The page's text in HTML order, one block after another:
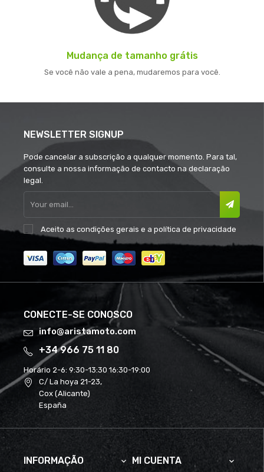
Mudança de tamanho grátis
Se você não vale a pena, mudaremos para você.
NEWSLETTER SIGNUP
Pode cancelar a subscrição a qualquer momento. Para tal,
consulte a nossa informação de contacto na declaração
legal.
Aceito as condições gerais e a política de privacidade
CONECTE-SE CONOSCO
info@aristamoto.com
+34 966 75 11 80
Horário 2-6: 9:30-13:30 16:30-19:00
C/ La hoya 21-23,
Cox (Alicante)
España
INFORMAÇÃO  MI CUENTA 